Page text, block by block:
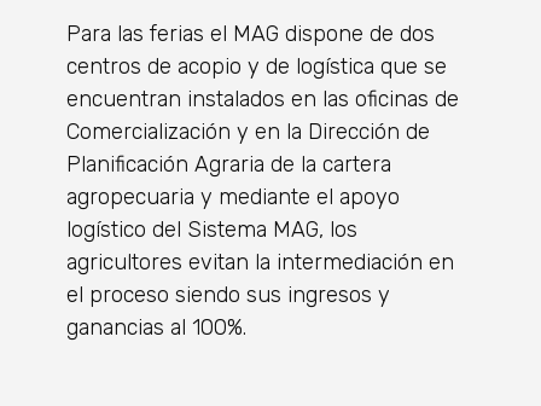
Para las ferias el MAG dispone de dos
centros de acopio y de logística que se
encuentran instalados en las oficinas de
Comercialización y en la Dirección de
Planificación Agraria de la cartera
agropecuaria y mediante el apoyo
logístico del Sistema MAG, los
agricultores evitan la intermediación en
el proceso siendo sus ingresos y
ganancias al 100%.